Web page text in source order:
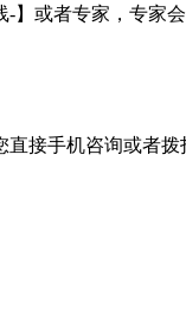
或者专家，专家
接手机咨询或者拨